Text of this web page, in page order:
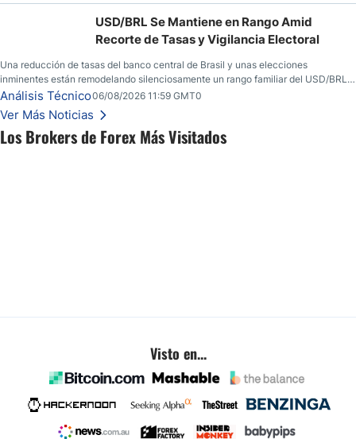
Los Brokers de Forex Más Visitados
USD/BRL Se Mantiene en Rango Amid
Recorte de Tasas y Vigilancia Electoral
Una reducción de tasas del banco central de Brasil y unas elecciones
inminentes están remodelando silenciosamente un rango familiar del USD/BRL.
Una reducción de tasas por parte del banco central de Brasil y unas elecciones
inminentes están remodelando silenciosamente un rango familiar del USD/BRL.
Esto es lo que los traders están observando a continuación.
Análisis Técnico06/08/2026 11:59 GMT0
Ver Más Noticias
Visto en...